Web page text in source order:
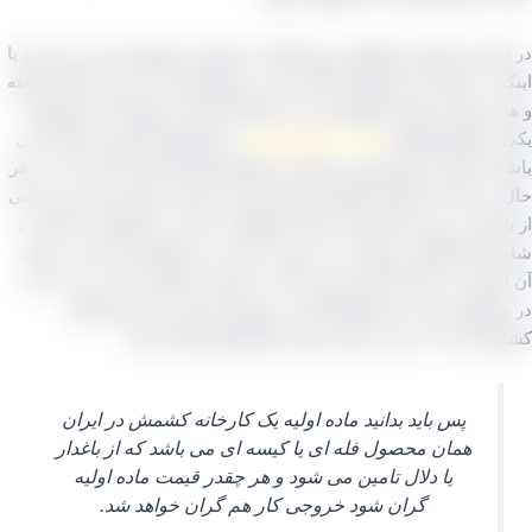
یا باغدار و کشاورز خود اقدام به فروش محصول خود می‌ کند و یا
به دلال آن را فروخته دلالی که در جیبش پول دارد و بار را نگه داشته
زمان که دلش بخواهد آن را به کارخانه‌ ها می‌ فروشد که متاسفانه
علل افزایش
که کار را برای هم خریداران و هم کارخانه‌ ها سخت کرده اند. به هر
ادامه، کارخانه کشمش باری را که از دلال خریداری کرده و یا حتی
بر روی خط تولید ریخته و کارهای دم کنی، شستشو، جدا کردن
از کشمش، روغن زنی، سورت کردن و در انتها بسته‌ بندی را روی
می‌ دهند که این بسته‌ بندی به صورت کارتونی است و به ندرت
بسته‌ بندی آنها انجام می‌ شود و سپس می‌ شود همان
که به دست شما رسیده و کاملاً تمیزشده است.
پس باید بدانید ماده اولیه یک کارخانه کشمش در ایران
همان محصول فله‌ ای یا کیسه‌ ای می‌ باشد که از باغدار
یا دلال تامین می‌ شود و هر چقدر قیمت ماده اولیه
گران شود خروجی کار هم گران خواهد شد.